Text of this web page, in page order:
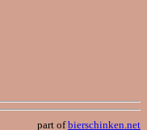
part ofbierschinken.net